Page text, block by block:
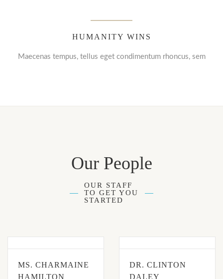
HUMANITY WINS
Maecenas tempus, tellus eget condimentum rhoncus, sem
Our People
OUR STAFF
TO GET YOU
STARTED
MS. CHARMAINE
HAMILTON
DR. CLINTON
DALEY